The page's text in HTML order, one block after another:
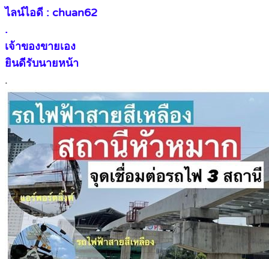
ไลน์ไอดี : chuan62
.
เจ้าของขายเอง
ยินดีรับนายหน้า
.